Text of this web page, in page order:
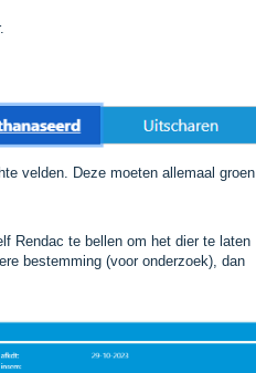
velden. Deze moeten allemaal groen
Rendac te bellen om het dier te laten
bestemming (voor onderzoek), dan